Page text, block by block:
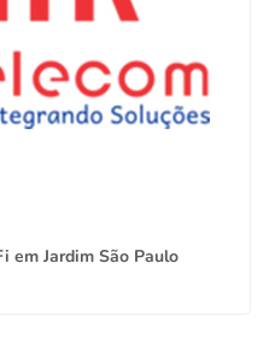
em Jardim São Paulo